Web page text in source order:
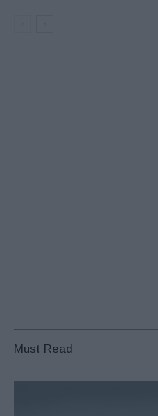
Must Read